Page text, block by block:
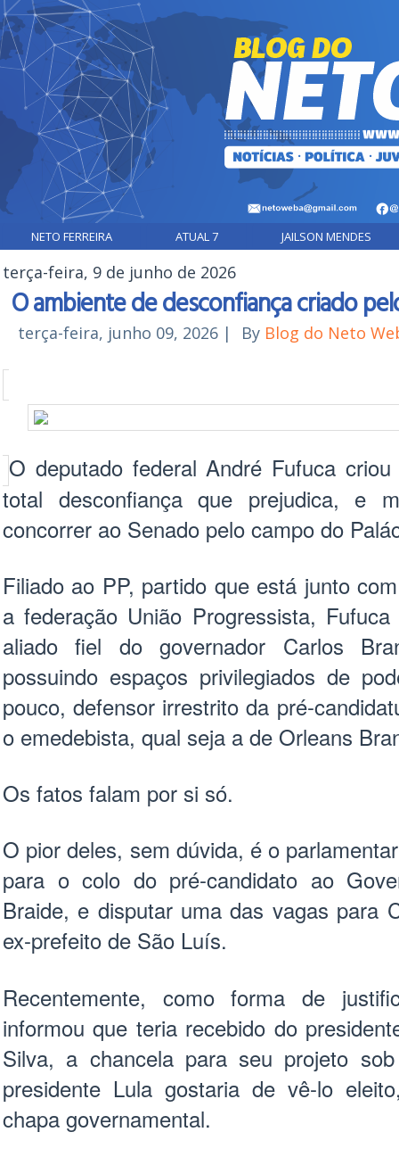
NETO FERREIRA ATUAL 7 JAILSON MENDES
terça-feira, 9 de junho de 2026
O ambiente de desconfiança criado
terça-feira, junho 09, 2026 | By Blog do Neto
O deputado federal André Fufuca
total desconfiança que prejudica, e
concorrer ao Senado pelo campo do
Filiado ao PP, partido que está junto
a federação União Progressista,
aliado fiel do governador Carlos
possuindo espaços privilegiados de
pouco, defensor irrestrito da pré-
o emedebista, qual seja a de Orleans
Os fatos falam por si só.
O pior deles, sem dúvida, é o
para o colo do pré-candidato ao
Braide, e disputar uma das vagas para
ex-prefeito de São Luís.
Recentemente, como forma de
informou que teria recebido do
Silva, a chancela para seu projeto
presidente Lula gostaria de vê-lo
chapa governamental.